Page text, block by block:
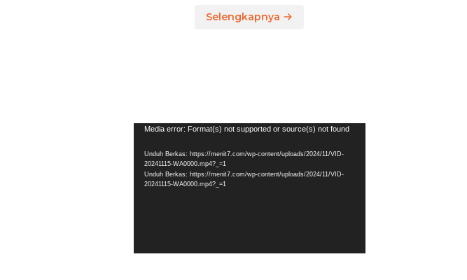
Selengkapnya
Pemutar
Media error: Format(s) not supported or source(s) not found
Unduh Berkas: https://menit7.com/wp-content/uploads/2024/11/VID-
20241115-WA0000.mp4?_=1
Unduh Berkas: https://menit7.com/wp-content/uploads/2024/11/VID-
20241115-WA0000.mp4?_=1